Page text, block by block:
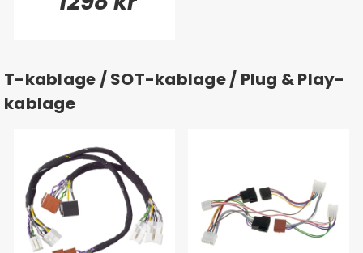
T-kablage / SOT-kablage / Plug & Play-
kablage